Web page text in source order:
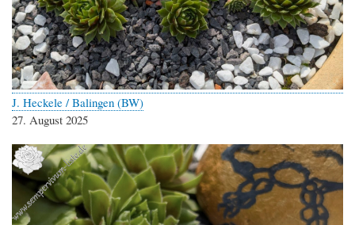
J. Heckele / Balingen (BW)
27. August 2025